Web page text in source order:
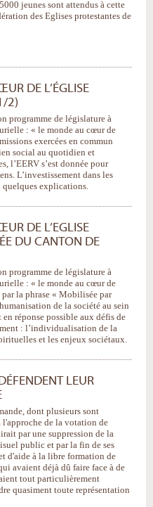
jeunes sont attendus à cette
des Eglises protestantes de
DE L’ÉGLISE
2)
programme de législature à
: « le monde au cœur de
exercées en commun
social au quotidien et
l’EERV s’est donnée pour
L’investissement dans les
quelques explications.
DE L’EGLISE
DU CANTON DE
programme de législature à
: « le monde au cœur de
la phrase « Mobilisée par
de la société au sein
réponse possible aux défis de
: l’individualisation de la
et les enjeux sociétaux.
LEUR
dont plusieurs sont
l'approche de la votation de
par une suppression de la
public et par la fin de ses
d'aide à la libre formation de
avaient déjà dû faire face à de
tout particulièrement
quasiment toute représentation